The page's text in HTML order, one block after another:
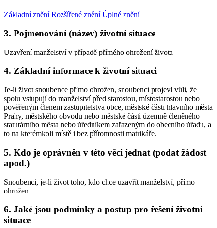
Základní znění Rozšířené znění Úplné znění
3. Pojmenování (název) životní situace
Uzavření manželství v případě přímého ohrožení života
4. Základní informace k životní situaci
Je-li život snoubence přímo ohrožen, snoubenci projeví vůli, že
spolu vstupují do manželství před starostou, místostarostou nebo
pověřeným členem zastupitelstva obce, městské části hlavního města
Prahy, městského obvodu nebo městské části územně členěného
statutárního města nebo úředníkem zařazeným do obecního úřadu, a
to na kterémkoli místě i bez přítomnosti matrikáře.
5. Kdo je oprávněn v této věci jednat (podat žádost
apod.)
Snoubenci, je-li život toho, kdo chce uzavřít manželství, přímo
ohrožen.
6. Jaké jsou podmínky a postup pro řešení životní
situace